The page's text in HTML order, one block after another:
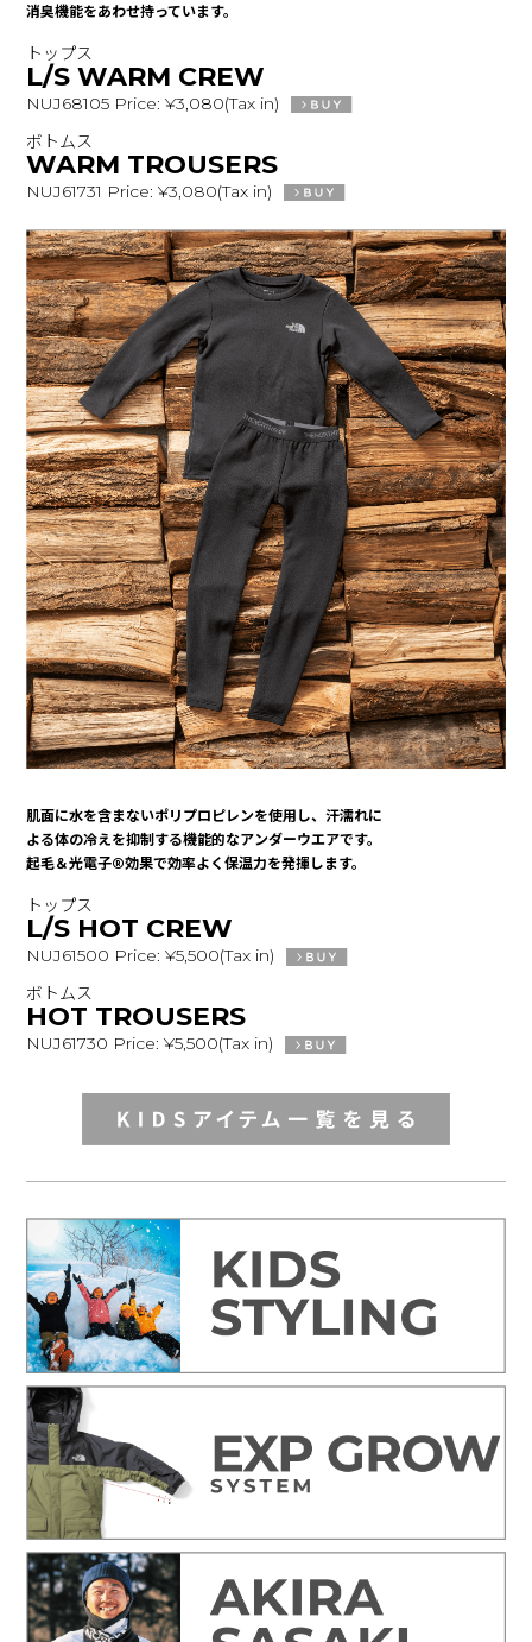
消臭機能をあわせ持っています。
トップス
L/S WARM CREW
NUJ68105 Price: ¥3,080(Tax in)
ボトムス
WARM TROUSERS
NUJ61731 Price: ¥3,080(Tax in)
肌面に水を含まないポリプロピレンを使用し、汗濡れに
よる体の冷えを抑制する機能的なアンダーウエアです。
起毛＆光電子®効果で効率よく保温力を発揮します。
トップス
L/S HOT CREW
NUJ61500 Price: ¥5,500(Tax in)
ボトムス
HOT TROUSERS
NUJ61730 Price: ¥5,500(Tax in)